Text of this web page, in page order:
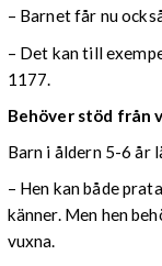
– Barnet får nu
– Det kan till
1177.
Behöver stöd från
Barn i åldern 5-6 år
– Hen kan både
känner. Men hen
vuxna.